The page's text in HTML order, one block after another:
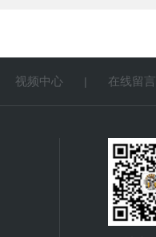
视频中心 | 在线留言